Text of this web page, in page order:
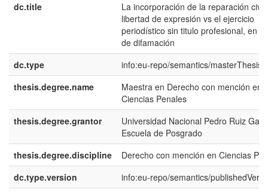
dc.title
La incorporación de la reparación civil
libertad de expresión vs el ejercicio
periodístico sin titulo profesional, en
de difamación
dc.type
info:eu-repo/semantics/masterThesis
thesis.degree.name
Maestra en Derecho con mención en
Ciencias Penales
thesis.degree.grantor
Universidad Nacional Pedro Ruiz
Escuela de Posgrado
thesis.degree.discipline
Derecho con mención en Ciencias
dc.type.version
info:eu-repo/semantics/